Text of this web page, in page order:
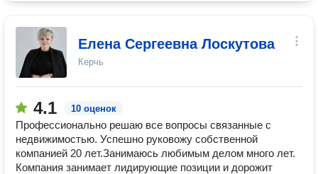
Елена Сергеевна Лоскутова
Керчь
4.1 10 оценок
Профессионально решаю все вопросы связанные с
недвижимостью. Успешно руковожу собственной
компанией 20 лет.Занимаюсь любимым делом много лет.
Компания занимает лидирующие позиции и дорожит